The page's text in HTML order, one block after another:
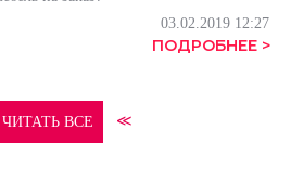
03.02.2019 12:27
ПОДРОБНЕЕ >
ЧИТАТЬ ВСЕ ≪